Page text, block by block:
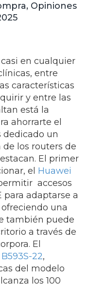
Opiniones
en cualquier
entre
características
y entre las
está la
ahorrarte el
dedicado un
los routers de
El primer
el Huawei
accesos
para adaptarse a
una
también puede
a través de
El
22,
del modelo
los 100